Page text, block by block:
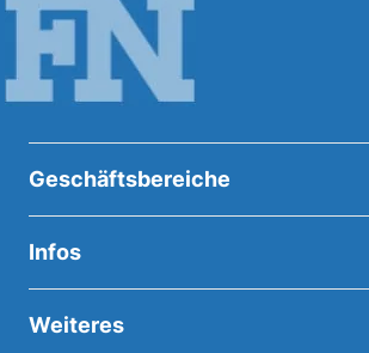
Geschäftsbereiche
Infos
Weiteres